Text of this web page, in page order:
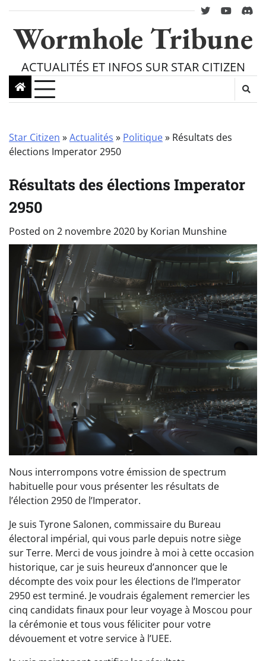
content
twitteryoutube
Wormhole Tribune
ACTUALITÉS ET INFOS SUR STAR CITIZEN
Star Citizen »Actualités » Politique» Résultats des
élections Imperator 2950
Résultats des élections Imperator
2950
Posted on 2 novembre 2020 by Korian Munshine
Nous interrompons votre émission de spectrum
habituelle pour vous présenter les résultats de
l’élection 2950 de l’Imperator.
Je suis Tyrone Salonen, commissaire du Bureau
électoral impérial, qui vous parle depuis notre siège
sur Terre. Merci de vous joindre à moi à cette occasion
historique, car je suis heureux d’annoncer que le
décompte des voix pour les élections de l’Imperator
2950 est terminé. Je voudrais également remercier les
cinq candidats finaux pour leur voyage à Moscou pour
la cérémonie et tous vous féliciter pour votre
dévouement et votre service à l’UEE.